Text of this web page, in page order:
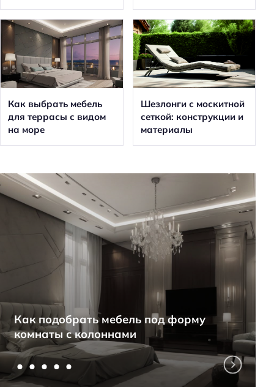
Как выбрать мебель
для террасы с видом
на море
Шезлонги с москитной
сеткой: конструкции и
материалы
Как подобрать мебель под форму
комнаты с колоннами